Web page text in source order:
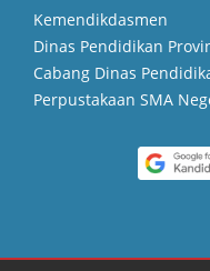
Kemendikdasmen
Dinas Pendidikan
Cabang Dinas
Perpustakaan SMA